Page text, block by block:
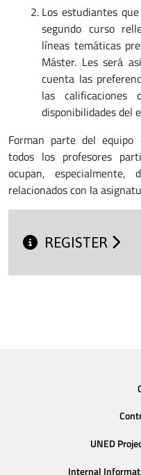
Los estudiantes
segundo curso
líneas temáticas
Máster. Les será
cuenta las
las
disponibilidades del
Forman parte del
todos los profesores
ocupan,
relacionados con la
REGISTER
UNED
Internal